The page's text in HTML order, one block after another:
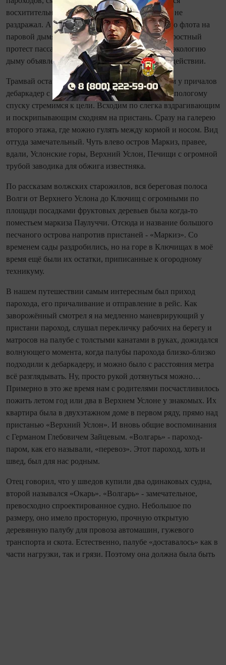
восхитительным. В то время запах дыма никого не
раздражал. А ведь в период перехода с парусного флота на
паровой дымящие трубы пароходов вызывали яростный
протест пассажиров. Сегодня вновь в борьбе за экологию
дыму объявлен бой,- диалектическая спираль в действии.
Трамвай останавливается. Мы с папой выбираем у причалов
дебаркадер с самым интересным пароходом. По пологому
спуску стремимся к цели. Всходим по слегка вздрагивающим
и поскрипывающим сходням на пристань. Сразу на галерею
второго этажа, где можно гулять между кормой и носом. Вид
оттуда замечательный. Чуть влево остров Маркиз, правее,
вдали, Услонские горы, Верхний Услон, Печищи с огромной
трубой заводика для обжига известняка.
По рассказам волжских старожилов, вся береговая полоса
Волги от Верхнего Услона до Ключищ с огромными по
площади посадками фруктовых деревьев была когда-то
поместьем маркиза Паулуччи. Отсюда и название большого
песчаного острова напротив пристаней - «Маркиз». Со
временем сады раздробились, но на горе в Ключищах в моё
время ещё были их остатки, приписанные к огородному
техникуму.
В нашем путешествии самым интересным был приход
парохода, его причаливание и отправление в рейс. Как
заворожённый смотрел я на медленно маневрирующий у
пристани пароход, слушал перекличку рабочих на берегу и
матросов на палубе с толстыми канатами в руках, дожидался
волнующего момента, когда палубы парохода близко-близко
подходили к дебаркадеру, и можно было с расстояния метра
всё разглядывать. Ну, просто рукой дотянуться можно…
Примерно в это же время нам с родителями посчастливилось
пожить летом год или два в Верхнем Услоне у знакомых. Их
квартира была в двухэтажном доме в первом ряду, прямо над
пристанью «Верхний Услон». И вновь общие воспоминания
с Германом Глебовичем Зайцевым. «Волгарь» - пароход-
паром, как его называли, «перевоз». Этот пароход, хоть и
швед, был для нас родным.
Отец говорил, что у шведов купили два одинаковых судна,
второй назывался «Окарь». «Волгарь» - замечательное,
превосходно спроектированное судно. Небольшое по
размеру, оно имело просторную, прочную открытую
деревянную палубу для провоза автомашин, гужевого
транспорта и скота. Естественно, палубе «доставалось» как в
части нагрузки, так и грязи. Поэтому она должна была быть